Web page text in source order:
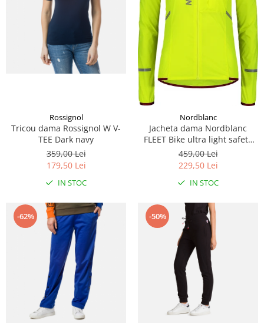
Rossignol
Tricou dama Rossignol W V-
TEE Dark navy
359,00 Lei
179,50 Lei
IN STOC
Nordblanc
Jacheta dama Nordblanc
FLEET Bike ultra light safety
yellow
459,00 Lei
229,50 Lei
IN STOC
-62% -50%